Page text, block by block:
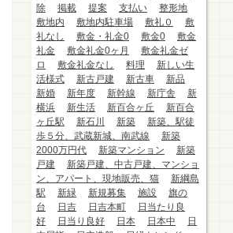
除
掲載 提案 支払い
整形地
敷地内
敷地内駐車場 敷礼０
敷
礼なし
敷金・礼金0 敷金0
敷金
礼金
敷金礼金0ヶ月
敷金礼金ゼ
ロ
敷金礼金なし 料理
新しい生
活様式
新古戸建 新古車
新品
新婚
新年度 新幹線 新庁舎
新
横浜
新生活 新百合ヶ丘
新百合
ヶ丘駅
新石川 新築
新築、駅徒
歩５分、武蔵新城、南武線
新築
2000万円代
新築マンション
新築
戸建
新築戸建、中古戸建、マンショ
ン、アパート、現地販売、猫
新綱島
駅
新緑 新規募集 施設
旗の
台
日吉 日吉本町
日当たり良
好
日当り良好 日本 日本中
日